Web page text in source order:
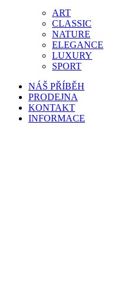
ART
CLASSIC
NATURE
ELEGANCE
LUXURY
SPORT
NÁŠ PŘÍBĚH
PRODEJNA
KONTAKT
INFORMACE